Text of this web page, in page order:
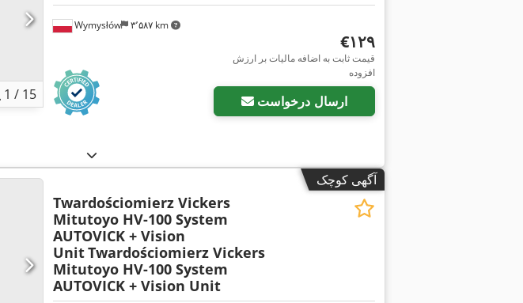
1 / 15
Wymysłów ۳٬۵۸۷ km
‎€۱۲۹
قیمت ثابت به اضافه مالیات بر ارزش
افزوده
ارسال درخواست
آگهی کوچک
Twardościomierz Vickers
Mitutoyo HV-100 System
AUTOVICK + Vision
UnitTwardościomierz Vickers
Mitutoyo HV-100 System
AUTOVICK + Vision Unit